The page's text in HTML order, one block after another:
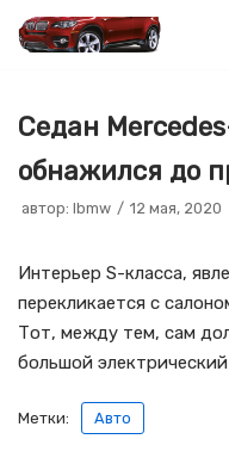
содержимому
Седан
обнажился до
автор: lbmw 12 мая, 2020
Интерьер S-класса,
перекликается с
Тот, между тем, сам
большой
Метки: Авто